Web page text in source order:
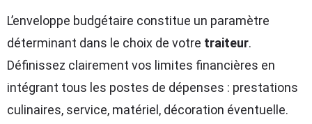
L’enveloppe budgétaire constitue un paramètre
déterminant dans le choix de votre traiteur.
Définissez clairement vos limites financières en
intégrant tous les postes de dépenses : prestations
culinaires, service, matériel, décoration éventuelle.